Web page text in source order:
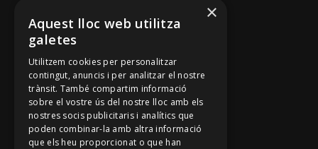
Cançoner
Tradicionari
Arxiu Oral
Contacte
Segueix-nos
×
Aquest lloc web utilitza
galetes
Utilitzem cookies per personalitzar
contingut, anuncis i per analitzar el nostre
trànsit. També compartim informació
sobre el vostre ús del nostre lloc amb els
nostres socis publicitaris i analítics que
poden combinar-la amb altra informació
que els heu proporcionat o que han